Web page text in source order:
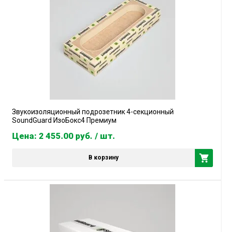
Звукоизоляционный подрозетник 4-секционный
SoundGuard ИзоБокс4 Премиум
Цена: 2 455.00 руб. / шт.
В корзину